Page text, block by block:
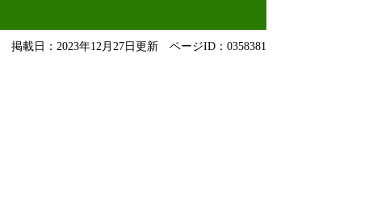
掲載日：2023年12月27日更新 ページID：0358381